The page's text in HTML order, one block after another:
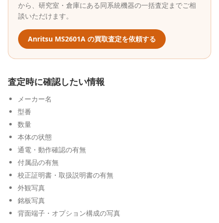
から、研究室・倉庫にある同系統機器の一括査定までご相
談いただけます。
Anritsu MS2601A の買取査定を依頼する
査定時に確認したい情報
メーカー名
型番
数量
本体の状態
通電・動作確認の有無
付属品の有無
校正証明書・取扱説明書の有無
外観写真
銘板写真
背面端子・オプション構成の写真